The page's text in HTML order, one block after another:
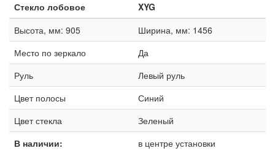
Стекло лобовое
XYG
Высота, мм: 905
Ширина, мм: 1456
Место по зеркало
Да
Руль
Левый руль
Цвет полосы
Синий
Цвет стекла
Зеленый
В наличии:
в центре установки